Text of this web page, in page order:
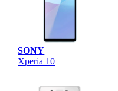
SONY
Xperia 10